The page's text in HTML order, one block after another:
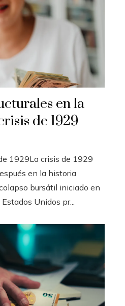
en la
de 1929
1929La crisis de 1929
en la historia
bursátil iniciado en
Unidos pr...